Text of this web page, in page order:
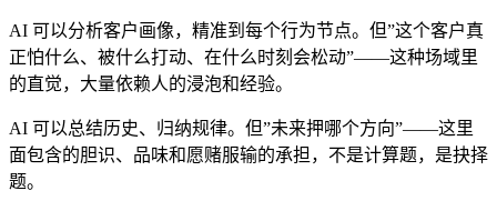
AI 可以分析客户画像，精准到每个行为节点。但”这个客户真
正怕什么、被什么打动、在什么时刻会松动”——这种场域里
的直觉，大量依赖人的浸泡和经验。
AI 可以总结历史、归纳规律。但”未来押哪个方向”——这里
面包含的胆识、品味和愿赌服输的承担，不是计算题，是抉择
题。